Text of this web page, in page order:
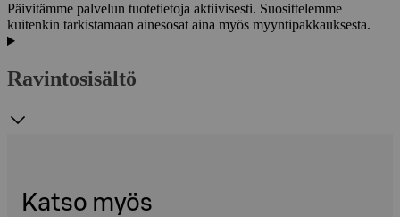
Päivitämme palvelun tuotetietoja aktiivisesti. Suosittelemme
kuitenkin tarkistamaan ainesosat aina myös myyntipakkauksesta.
Ravintosisältö
Katso myös